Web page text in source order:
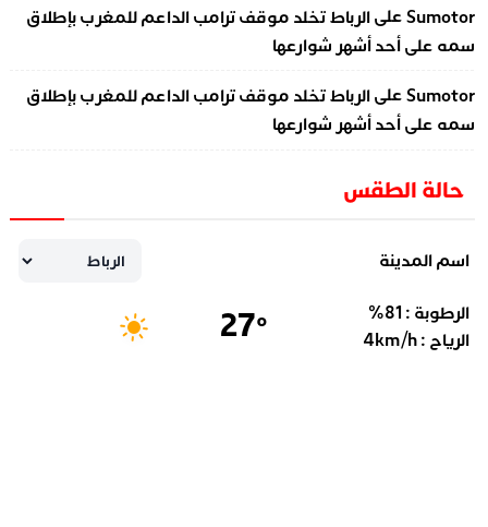
علىالرباط تخلد موقف ترامب الداعم للمغرب بإطلاق
على أحد أشهر شوارعها
علىالرباط تخلد موقف ترامب الداعم للمغرب بإطلاق
على أحد أشهر شوارعها
حالة الطقس
اسم المدينة
الرطوبة : 81
%
الرياح :
4km/h
27